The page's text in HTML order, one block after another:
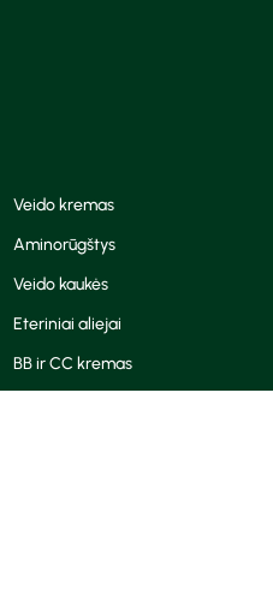
Veido kremas
Aminorūgštys
Veido kaukės
Eteriniai aliejai
BB ir CC kremas